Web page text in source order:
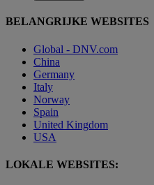
BELANGRIJKE WEBSITES
Global - DNV.com
China
Germany
Italy
Norway
Spain
United Kingdom
USA
LOKALE WEBSITES: